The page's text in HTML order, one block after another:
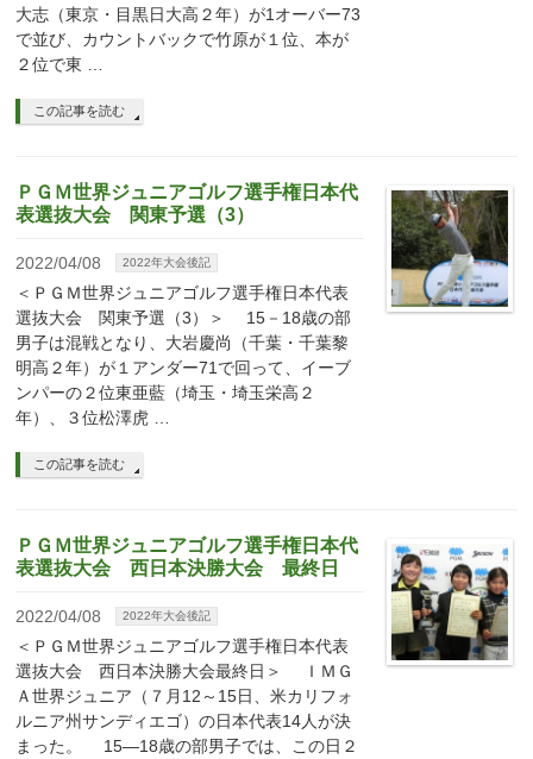
大志（東京・目黒日大高２年）が1オーバー73
で並び、カウントバックで竹原が１位、本が
２位で東 …
この記事を読む
ＰＧＭ世界ジュニアゴルフ選手権日本代
表選抜大会 関東予選（3）
2022/04/08 2022年大会後記
＜ＰＧＭ世界ジュニアゴルフ選手権日本代表
選抜大会 関東予選（3）＞ 15－18歳の部
男子は混戦となり、大岩慶尚（千葉・千葉黎
明高２年）が１アンダー71で回って、イーブ
ンパーの２位東亜藍（埼玉・埼玉栄高２
年）、３位松澤虎 …
この記事を読む
ＰＧＭ世界ジュニアゴルフ選手権日本代
表選抜大会 西日本決勝大会 最終日
2022/04/08 2022年大会後記
＜ＰＧＭ世界ジュニアゴルフ選手権日本代表
選抜大会 西日本決勝大会最終日＞ ＩＭＧ
Ａ世界ジュニア（７月12～15日、米カリフォ
ルニア州サンディエゴ）の日本代表14人が決
まった。 15―18歳の部男子では、この日２